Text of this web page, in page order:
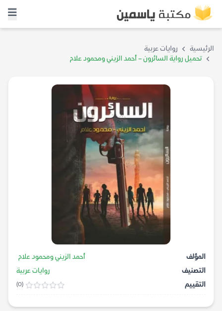
الرئيسية
روايات عربية
تحميل رواية السائرون – أحمد الزيني ومحمود علام
المؤلف
أحمد الزيني ومحمود علام
التصنيف
روايات عربية
التقييم
(0)